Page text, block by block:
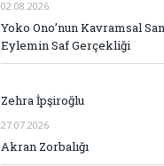
02.08.2026
Yoko Ono’nun Kavramsal
Eylemin Saf Gerçekliği
Zehra İpşiroğlu
27.07.2026
Akran Zorbalığı